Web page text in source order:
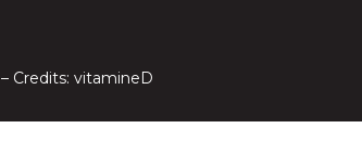
– Credits: vitamineD